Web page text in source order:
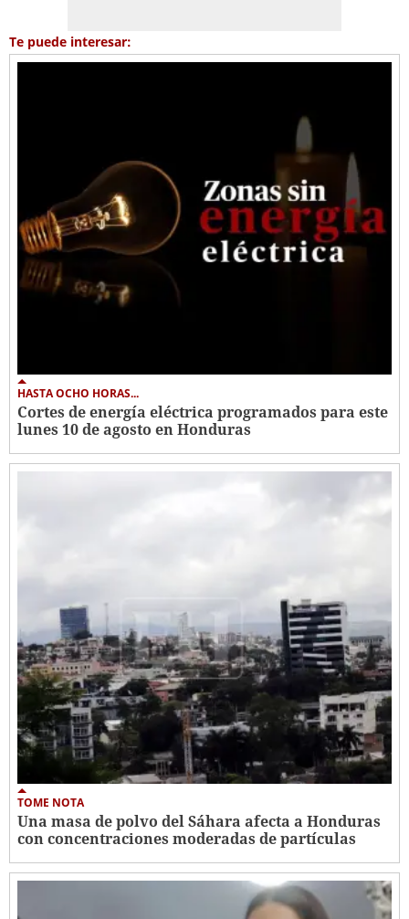
Te puede interesar:
HASTA OCHO HORAS...
Cortes de energía eléctrica programados para este
lunes 10 de agosto en Honduras
TOME NOTA
Una masa de polvo del Sáhara afecta a Honduras
con concentraciones moderadas de partículas